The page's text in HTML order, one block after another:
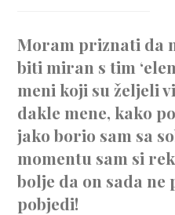
Moram priznati da
biti miran s tim
meni koji su željeli
dakle mene, kako
jako borio sam sa
momentu sam si
bolje da on sada ne
pobjedi!